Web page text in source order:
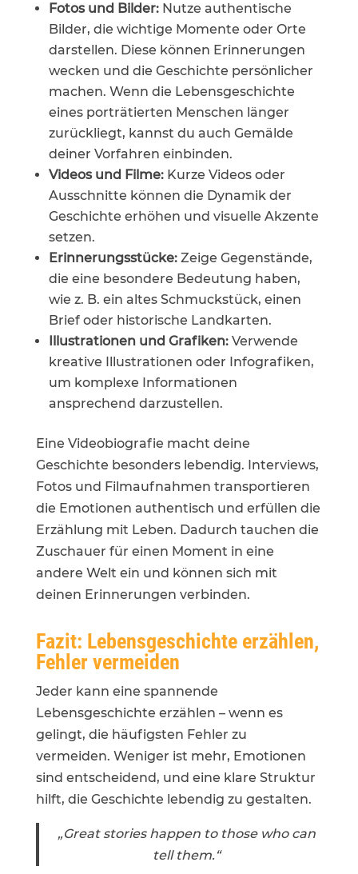
Fotos und Bilder:Nutze authentische
Bilder, die wichtige Momente oder Orte
darstellen. Diese können Erinnerungen
wecken und die Geschichte persönlicher
machen. Wenn die Lebensgeschichte
eines porträtierten Menschen länger
zurückliegt, kannst du auch Gemälde
deiner Vorfahren einbinden.
Videos und Filme:Kurze Videos oder
Ausschnitte können die Dynamik der
Geschichte erhöhen und visuelle Akzente
setzen.
Erinnerungsstücke:Zeige Gegenstände,
die eine besondere Bedeutung haben,
wie z. B. ein altes Schmuckstück, einen
Brief oder historische Landkarten.
Illustrationen und Grafiken:Verwende
kreative Illustrationen oder Infografiken,
um komplexe Informationen
ansprechend darzustellen.
Eine Videobiografie macht deine
Geschichte besonders lebendig. Interviews,
Fotos und Filmaufnahmen transportieren
die Emotionen authentisch und erfüllen die
Erzählung mit Leben. Dadurch tauchen die
Zuschauer für einen Moment in eine
andere Welt ein und können sich mit
deinen Erinnerungen verbinden.
Fazit: Lebensgeschichte erzählen,
Fehler vermeiden
Jeder kann eine spannende
Lebensgeschichte erzählen – wenn es
gelingt, die häufigsten Fehler zu
vermeiden. Weniger ist mehr, Emotionen
sind entscheidend, und eine klare Struktur
hilft, die Geschichte lebendig zu gestalten.
„Great stories happen to those who can
tell them.“